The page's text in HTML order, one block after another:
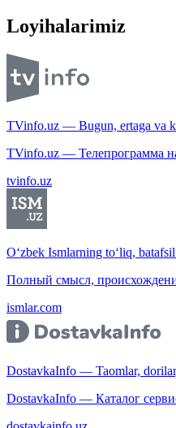
Loyihalarimiz
TVinfo.uz — Bugun, ertaga va
TVinfo.uz — Телепрограмма
tvinfo.uz
O‘zbek Ismlarning to‘liq,
Полный смысл,
ismlar.com
DostavkaInfo — Taomlar,
DostavkaInfo — Каталог